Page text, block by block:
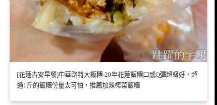
[花蓮吉安早餐]中華路特大飯糰-20年花蓮飯糰口感Q彈超級好，超
過1斤的飯糰份量太可怕，推薦加辣榨菜飯糰